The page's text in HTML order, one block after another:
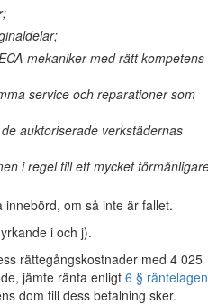
mekaniker med rätt kompetens
service och reparationer som
auktoriserade verkstädernas
i regel till ett mycket
om så inte är fallet.
i och j).
rättegångskostnader med 4 025
jämte ränta enligt6 § räntelagen
dom till dess betalning sker.